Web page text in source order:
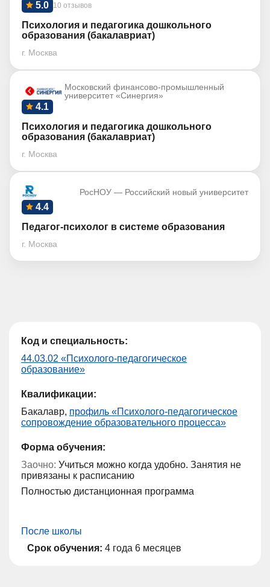
10 отзывов
5.0
Психология и педагогика дошкольного
образования (бакалавриат)
г. Москва
Московский финансово-промышленный
университет «Синергия»
4.1
Психология и педагогика дошкольного
образования (бакалавриат)
г. Москва
РосНОУ — Российский новый университет
4.4
Педагог-психолог в системе образования
г. Москва
Код и специальность:
44.03.02 «Психолого-педагогическое
образование»
Квалификации:
Бакалавр, профиль «Психолого-педагогическое
сопровождение образовательного процесса»
Форма обучения:
Заочно: Учиться можно когда удобно. Занятия не
привязаны к расписанию
Полностью дистанционная программа
После школы
Срок обучения: 4 года 6 месяцев